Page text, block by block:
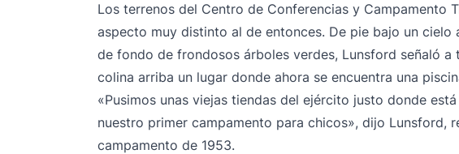
Los terrenos del Centro de Conferencias y Campamento
aspecto muy distinto al de entonces. De pie bajo un cielo
de fondo de frondosos árboles verdes, Lunsford señaló a
colina arriba un lugar donde ahora se encuentra una
«Pusimos unas viejas tiendas del ejército justo donde
nuestro primer campamento para chicos», dijo Lunsford,
campamento de 1953.